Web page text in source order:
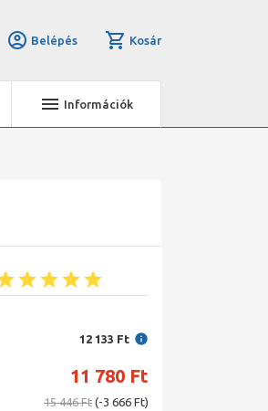
Belépés Kosár
Információk
12 133 Ft
11 780 Ft
15 446 Ft (-3 666 Ft)